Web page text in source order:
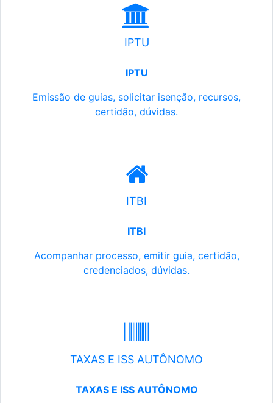
IPTU
IPTU
Emissão de guias, solicitar isenção, recursos,
certidão, dúvidas.
ITBI
ITBI
Acompanhar processo, emitir guia, certidão,
credenciados, dúvidas.
TAXAS E ISS AUTÔNOMO
TAXAS E ISS AUTÔNOMO